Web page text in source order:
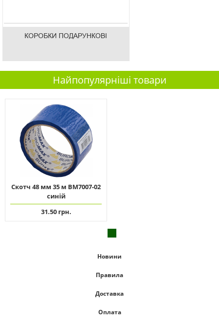
КОРОБКИ ПОДАРУНКОВІ
Найпопулярніші товари
Скотч 48 мм 35 м ВМ7007-02
синій
31.50 грн.
Новини
Правила
Доставка
Оплата